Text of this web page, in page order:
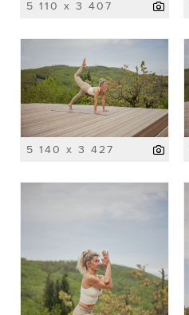
5 110 x 3 407
5 140 x 3 427